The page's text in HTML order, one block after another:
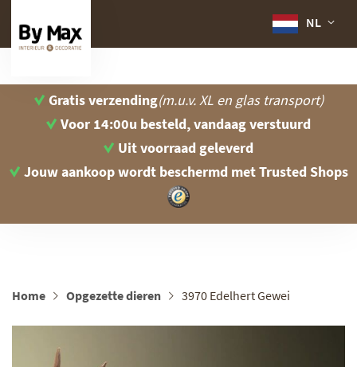
NL
Gratis verzending(m.u.v. XL en glas transport)
Voor 14:00u besteld, vandaag verstuurd
Uit voorraad geleverd
Jouw aankoop wordt beschermd met Trusted Shops
Home Opgezette dieren 3970 Edelhert Gewei